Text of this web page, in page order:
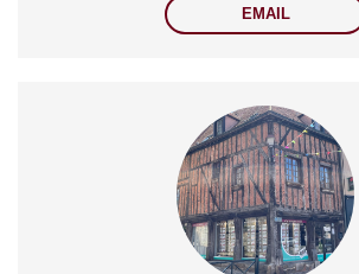
EMAIL